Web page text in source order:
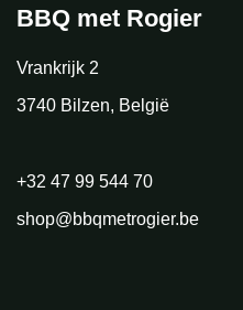
BBQ met Rogier
Vrankrijk 2
3740 Bilzen, België
+32 47 99 544 70
shop@bbqmetrogier.be